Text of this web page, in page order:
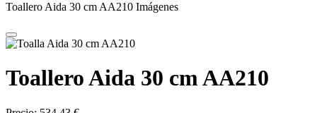
Toallero Aida 30 cm AA210 Imágenes
Toallero Aida 30 cm AA210